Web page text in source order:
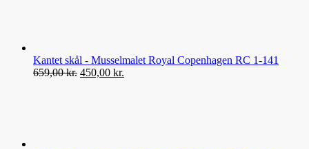
Kantet skål - Musselmalet Royal Copenhagen RC 1-141
659,00kr. Den
450,00 kr.